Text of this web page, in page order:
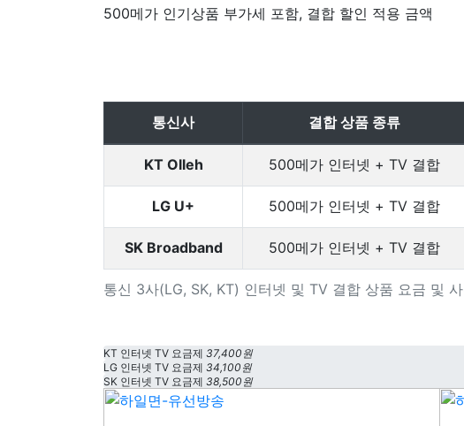
500메가 인기상품 부가세 포함, 결합 할인 적용 금액
통신 3사(LG, SK, KT) 인터넷 및 TV 결합 상품 요금 및
통신사 결합 상품 종류
KT Olleh 500메가 인터넷 + TV 결합
LG U+ 500메가 인터넷 + TV 결합
SK Broadband 500메가 인터넷 + TV 결합
KT 인터넷 TV 요금제 37,400원
LG 인터넷 TV 요금제 34,100원
SK 인터넷 TV 요금제 38,500원